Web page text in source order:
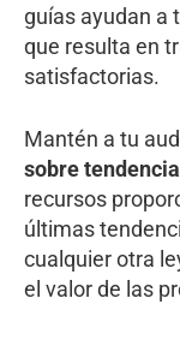
guías ayudan a
que resulta en
satisfactorias.
Mantén a tu
sobre
recursos
últimas
cualquier otra
el valor de las